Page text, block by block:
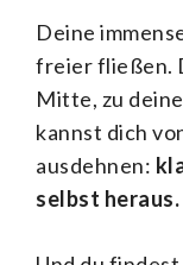
Deine
freier fließen.
Mitte, zu
kannst dich
ausdehnen:
selbst heraus.